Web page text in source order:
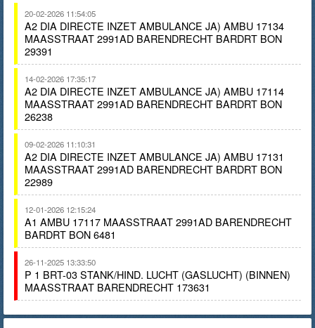
20-02-2026 11:54:05
A2 DIA DIRECTE INZET AMBULANCE JA) AMBU 17134
MAASSTRAAT 2991AD BARENDRECHT BARDRT BON
29391
14-02-2026 17:35:17
A2 DIA DIRECTE INZET AMBULANCE JA) AMBU 17114
MAASSTRAAT 2991AD BARENDRECHT BARDRT BON
26238
09-02-2026 11:10:31
A2 DIA DIRECTE INZET AMBULANCE JA) AMBU 17131
MAASSTRAAT 2991AD BARENDRECHT BARDRT BON
22989
12-01-2026 12:15:24
A1 AMBU 17117 MAASSTRAAT 2991AD BARENDRECHT
BARDRT BON 6481
26-11-2025 13:33:50
P 1 BRT-03 STANK/HIND. LUCHT (GASLUCHT) (BINNEN)
MAASSTRAAT BARENDRECHT 173631